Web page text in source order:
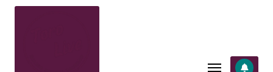
SALTAR